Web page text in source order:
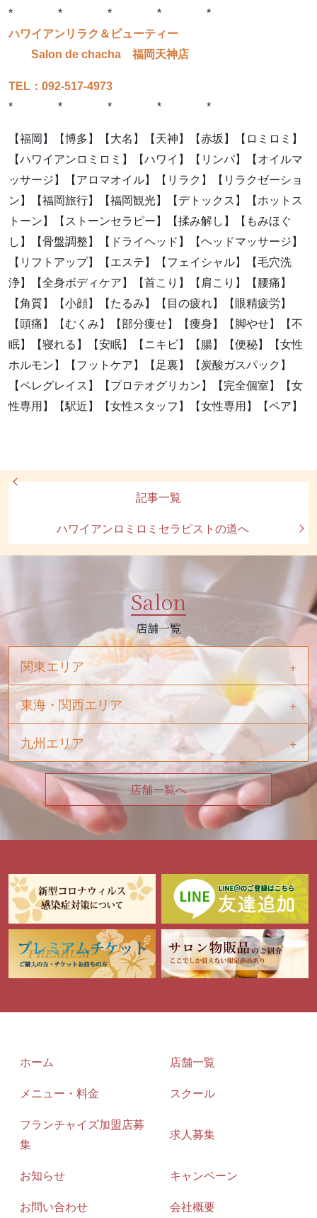
* * * * *
ハワイアンリラク＆ビューティー
Salon de chacha 福岡天神店
TEL：092-517-4973
* * * * *
【福岡】【博多】【大名】【天神】【赤坂】【ロミロミ】
【ハワイアンロミロミ】【ハワイ】【リンパ】【オイルマ
ッサージ】【アロマオイル】【リラク】【リラクゼーショ
ン】【福岡旅行】【福岡観光】【デトックス】【ホットス
トーン】【ストーンセラピー】【揉み解し】【もみほぐ
し】【骨盤調整】【ドライヘッド】【ヘッドマッサージ】
【リフトアップ】【エステ】【フェイシャル】【毛穴洗
浄】【全身ボディケア】【首こり】【肩こり】【腰痛】
【角質】【小顔】【たるみ】【目の疲れ】【眼精疲労】
【頭痛】【むくみ】【部分痩せ】【痩身】【脚やせ】【不
眠】【寝れる】【安眠】【ニキビ】【腸】【便秘】【女性
ホルモン】【フットケア】【足裏】【炭酸ガスパック】
【ペレグレイス】【プロテオグリカン】【完全個室】【女
性専用】【駅近】【女性スタッフ】【女性専用】【ペア】
記事一覧
ハワイアンロミロミセラピストの道へ
Salon
店舗一覧
関東エリア
東海・関西エリア
九州エリア
店舗一覧へ
ホーム
店舗一覧
メニュー・料金
スクール
フランチャイズ加盟店募
集
求人募集
お知らせ
キャンペーン
お問い合わせ
会社概要